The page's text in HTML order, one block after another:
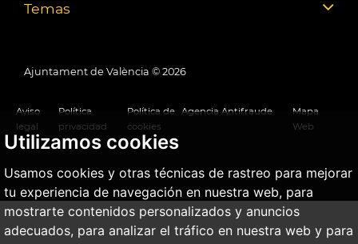
Utilizamos cookies
Usamos cookies y otras técnicas de rastreo para mejorar
tu experiencia de navegación en nuestra web, para
mostrarte contenidos personalizados y anuncios
adecuados, para analizar el tráfico en nuestra web y para
Temas
Ajuntament de València © 2026
Aviso
legal
Política
privacidad
Política de
cookies
Agencia Antifraude
Mapa
Web